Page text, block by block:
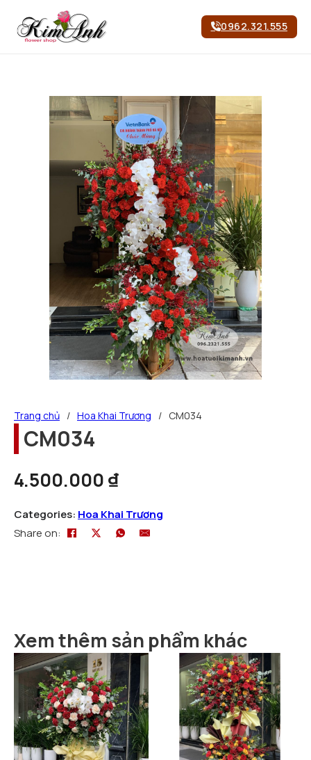
0962.321.555
Trang chủ / Hoa Khai Trương / CM034
CM034
4.500.000₫
Categories: Hoa Khai Trương
Share on:
Xem thêm sản phẩm khác